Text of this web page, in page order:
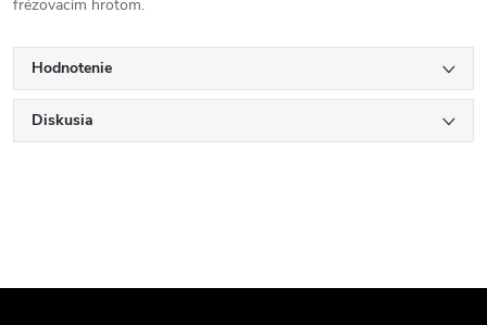
frézovacím hrotom.
Hodnotenie
Diskusia